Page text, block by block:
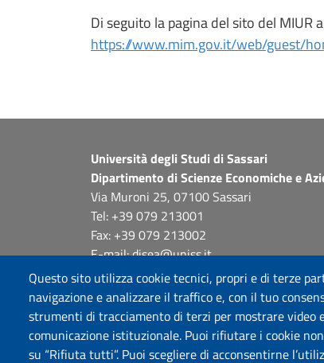
Questo sito utilizza cookie tecnici, propri e di terze
navigazione e analizzare il traffico e, con il tuo
strumenti di tracciamento di terzi per mostrare video
comunicazione istituzionale. Puoi rifiutare i cookie
su “Rifiuta tutti”. Puoi scegliere di acconsentirne
Di seguito la pagina del sito del MIUR
https://www.mim.gov.it/web/guest/
Università degli Studi di Sassari
Dipartimento di Scienze Economiche e
Via Muroni 25, 07100 Sassari
Tel: +39 079 213001
Fax: +39 079 213002
E-mail: disea@uniss.it
PEC:
Coordinate GPS